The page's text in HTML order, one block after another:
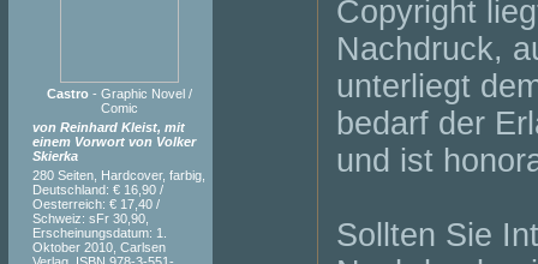
Castro - Graphic Novel /
Comic
von Reinhard Kleist, mit
einem Vorwort von Volker
Skierka
280 Seiten, Hardcover, farbig,
Deutschland: € 16,90 /
Oesterreich: € 17,40 /
Schweiz: sFr 30,90,
Erscheinungsdatum: 1.
Oktober 2010, Carlsen
Copyright
Nachdruck,
unterliegt
bedarf der
und ist
Sollten Sie